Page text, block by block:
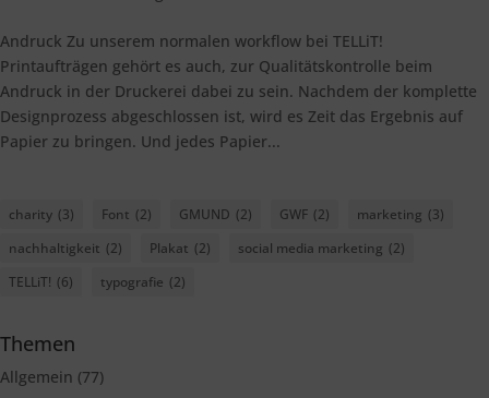
Andruck Zu unserem normalen workflow bei TELLiT!
Printaufträgen gehört es auch, zur Qualitätskontrolle beim
Andruck in der Druckerei dabei zu sein. Nachdem der komplette
Designprozess abgeschlossen ist, wird es Zeit das Ergebnis auf
Papier zu bringen. Und jedes Papier...
charity (3) Font (2) GMUND (2) GWF (2) marketing (3)
nachhaltigkeit (2) Plakat (2) social media marketing (2)
TELLiT! (6) typografie (2)
Themen
Allgemein (77)